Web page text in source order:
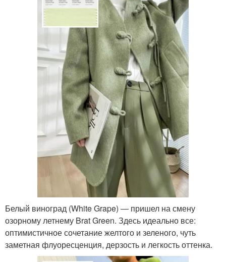
Белый виноград (White Grape) ― пришел на смену
озорному летнему Brat Green. Здесь идеально все:
оптимистичное сочетание желтого и зеленого, чуть
заметная флуоресценция, дерзость и легкость оттенка.